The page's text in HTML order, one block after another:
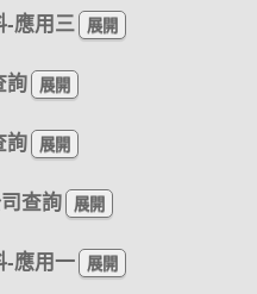
-應用三
詢
詢
查詢
-應用一